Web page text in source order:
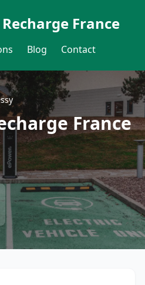
France
Blog Contact
France